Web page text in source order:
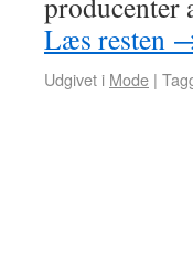
Læs resten
Udgivet i Mode |